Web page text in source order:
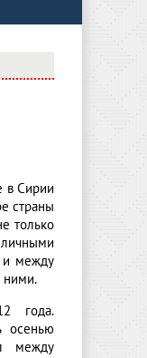
в Сирии
страны
только
и между
ними.
года.
осенью
между